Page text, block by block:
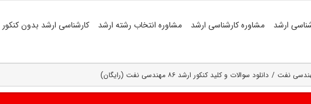
ارشد مشاوره کارشناسی ارشد مشاوره انتخاب رشته ارشد کارشناسی ارشد بدون کنکور
نفت دانلود سوالات و کلید کنکور ارشد ۸۶ مهندسی‌ نفت (رایگان)